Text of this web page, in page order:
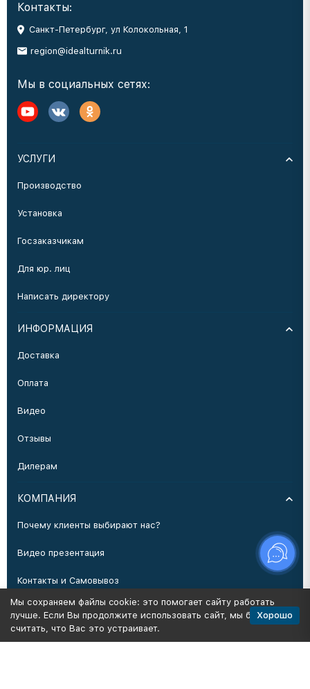
Контакты:
Санкт-Петербург, ул Колокольная, 1
region@idealturnik.ru
Мы в социальных сетях:
УСЛУГИ
Производство
Установка
Госзаказчикам
Для юр. лиц
Написать директору
ИНФОРМАЦИЯ
Доставка
Оплата
Видео
Отзывы
Дилерам
КОМПАНИЯ
Почему клиенты выбирают нас?
Видео презентация
Контакты и Самовывоз
Производство
Мы сохраняем файлы cookie: это помогает сайту работать
лучше. Если Вы продолжите использовать сайт, мы будем
считать, что Вас это устраивает.
Хорошо